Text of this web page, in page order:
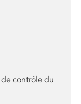
contrôle du